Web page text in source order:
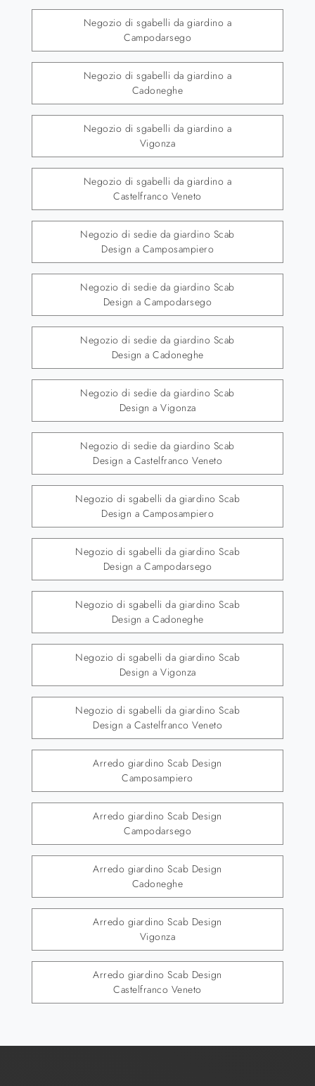
Negozio di sgabelli da giardino a
Campodarsego
Negozio di sgabelli da giardino a
Cadoneghe
Negozio di sgabelli da giardino a
Vigonza
Negozio di sgabelli da giardino a
Castelfranco Veneto
Negozio di sedie da giardino Scab
Design a Camposampiero
Negozio di sedie da giardino Scab
Design a Campodarsego
Negozio di sedie da giardino Scab
Design a Cadoneghe
Negozio di sedie da giardino Scab
Design a Vigonza
Negozio di sedie da giardino Scab
Design a Castelfranco Veneto
Negozio di sgabelli da giardino Scab
Design a Camposampiero
Negozio di sgabelli da giardino Scab
Design a Campodarsego
Negozio di sgabelli da giardino Scab
Design a Cadoneghe
Negozio di sgabelli da giardino Scab
Design a Vigonza
Negozio di sgabelli da giardino Scab
Design a Castelfranco Veneto
Arredo giardino Scab Design
Camposampiero
Arredo giardino Scab Design
Campodarsego
Arredo giardino Scab Design
Cadoneghe
Arredo giardino Scab Design
Vigonza
Arredo giardino Scab Design
Castelfranco Veneto